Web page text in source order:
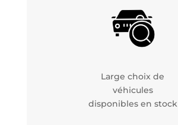
Large choix de
véhicules
disponibles en stock